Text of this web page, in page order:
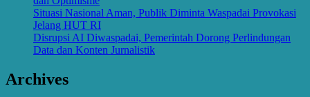
Situasi Nasional Aman, Publik Diminta Waspadai Provokasi
Jelang HUT RI
Disrupsi AI Diwaspadai, Pemerintah Dorong Perlindungan
Data dan Konten Jurnalistik
Archives